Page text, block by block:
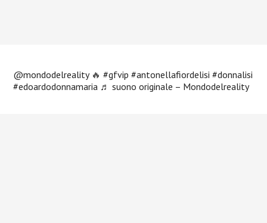
@mondodelreality🔥#gfvip #antonellafiordelisi #donnalisi
#edoardodonnamaria ♬ suono originale – Mondodelreality